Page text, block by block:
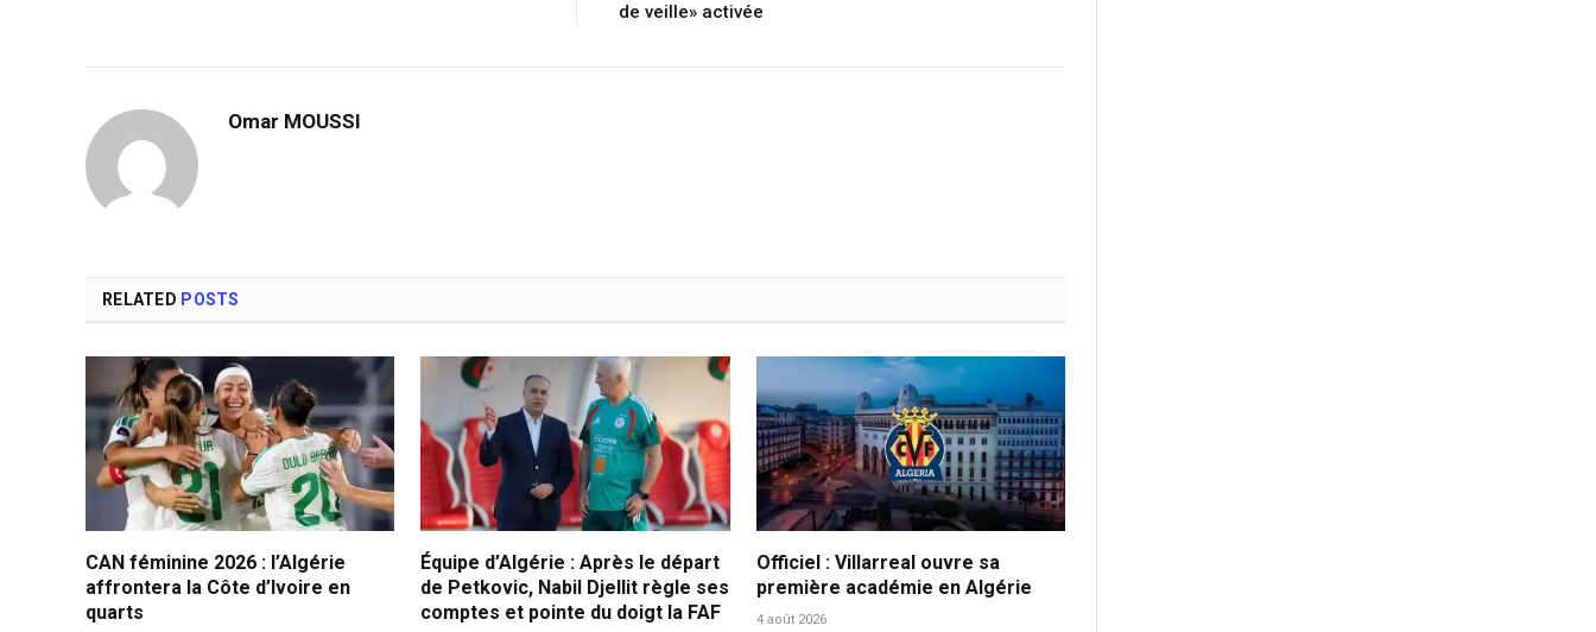
de veille» activée
Omar MOUSSI
RELATED POSTS
CAN féminine 2026 : l’Algérie
affrontera la Côte d’Ivoire en
quarts
Équipe d’Algérie : Après le départ
de Petkovic, Nabil Djellit règle ses
comptes et pointe du doigt la FAF
Officiel : Villarreal ouvre sa
première académie en Algérie
4 août 2026